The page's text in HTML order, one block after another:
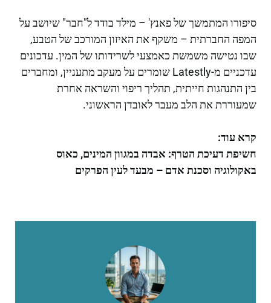
סיפורו המתמשך של פאנץ' – מילד בודד ל"חבר" שיושב על
המפה החברתית – משקף את האיזון המורכב של הטבע,
שבו נטישה משמשת כאמצעי לשרידותו של המין. עדכונים
עדכניים מ-Latestly שומרים על מעקב מתעניין, ומחברים
בין התנהגות חייתית, תהליך ריפוי והשראה אחרת
שמעוררת את הלב מעבר לאובדן הראשוני.
קרא עוד:
חשיפת דעיכת הטרף: אבדה במגוון המינים, כאוס
באקולוגיה וסכנת אדם – מבעד לעין הפרקים